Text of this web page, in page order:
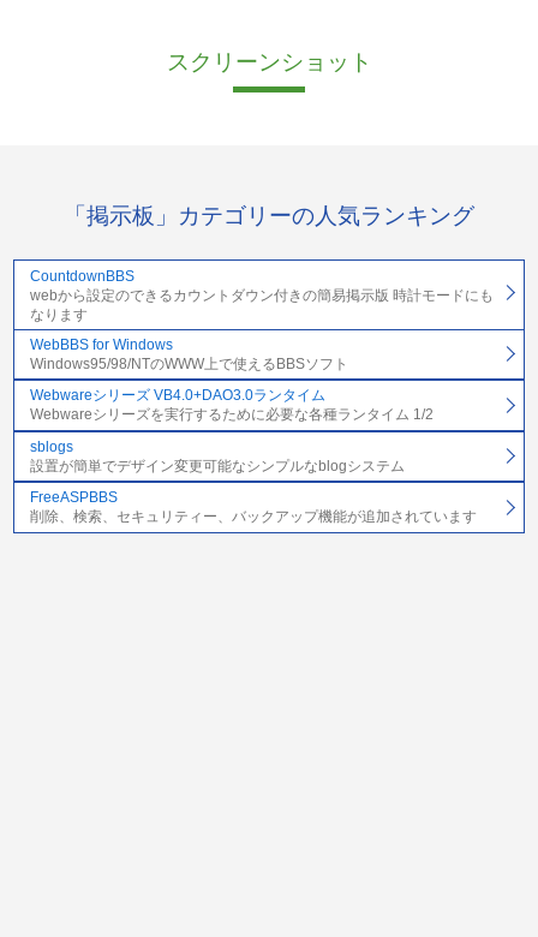
スクリーンショット
「掲示板」カテゴリーの人気ランキング
CountdownBBS
webから設定のできるカウントダウン付きの簡易掲示版 時計モードにも
なります
WebBBS for Windows
Windows95/98/NTのWWW上で使えるBBSソフト
Webwareシリーズ VB4.0+DAO3.0ランタイム
Webwareシリーズを実行するために必要な各種ランタイム 1/2
sblogs
設置が簡単でデザイン変更可能なシンプルなblogシステム
FreeASPBBS
削除、検索、セキュリティー、バックアップ機能が追加されています